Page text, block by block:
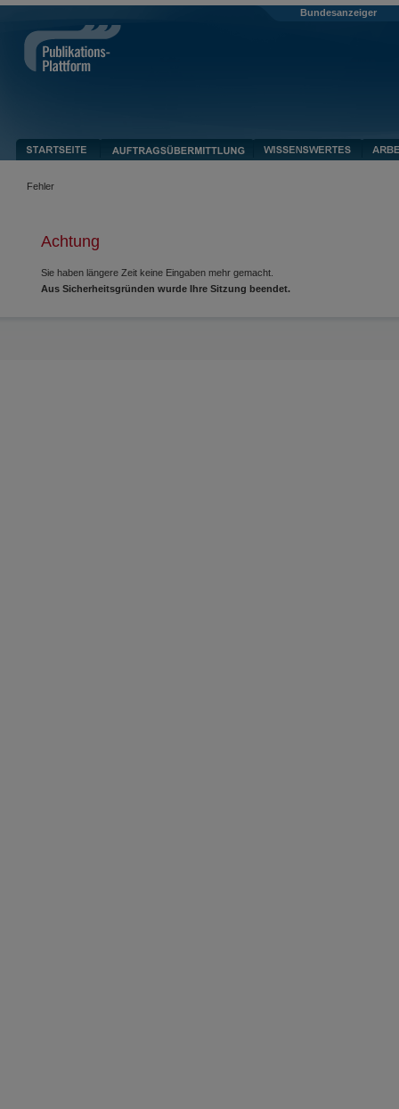
Bundesanzeiger
Fehler
Achtung
Sie haben längere Zeit keine Eingaben mehr gemacht.
Aus Sicherheitsgründen wurde Ihre Sitzung beendet.